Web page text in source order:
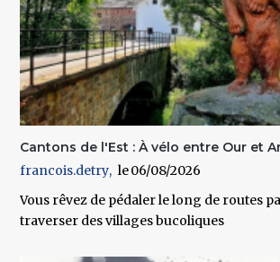
Cantons de l'Est : À vélo entre Our et
francois.detry
06/08/2026
Vous rêvez de pédaler le long de routes
traverser des villages bucoliques